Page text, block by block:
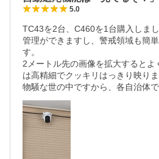
5.0
TC43を2台、C460を1台購入しま
管理ができますし、警戒領域も簡
す。
2メートル先の画像を拡大すると
は高精細でクッキリはっきり映りま
物騒な世の中ですから、各自治体
助事業を展開しているところもあ
治体HPで検索してみると、防犯カ
が受けられるかもしれません。私
防犯カメラ代金の1/2＝半額補助で
【重要】自治体の年度予算には限
すから今すぐ調べて、もし対象で